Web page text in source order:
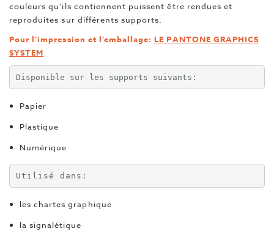
couleurs qu’ils contiennent puissent être rendues et
reproduites sur différents supports.
Pour l’impression et l’emballage: LE PANTONE GRAPHICS
SYSTEM
Disponible sur les supports suivants:
Papier
Plastique
Numérique
Utilisé dans:
les chartes graphique
la signalétique